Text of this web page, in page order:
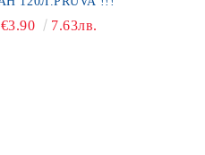
€3.90 7.63лв.